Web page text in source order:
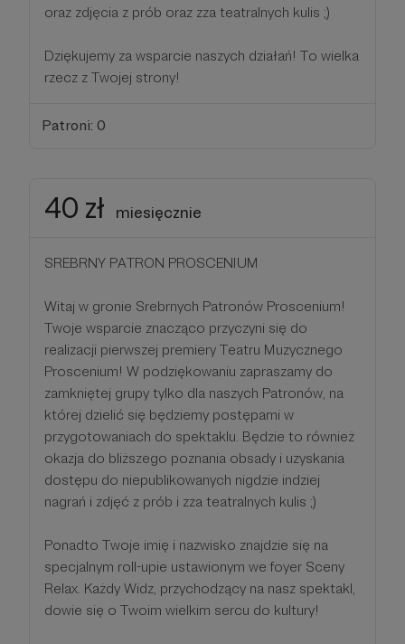
oraz zdjęcia z prób oraz zza teatralnych kulis ;)
Dziękujemy za wsparcie naszych działań! To wielka
rzecz z Twojej strony!
Patroni: 0
40 zł miesięcznie
SREBRNY PATRON PROSCENIUM
Witaj w gronie Srebrnych Patronów Proscenium!
Twoje wsparcie znacząco przyczyni się do
realizacji pierwszej premiery Teatru Muzycznego
Proscenium! W podziękowaniu zapraszamy do
zamkniętej grupy tylko dla naszych Patronów, na
której dzielić się będziemy postępami w
przygotowaniach do spektaklu. Będzie to również
okazja do bliższego poznania obsady i uzyskania
dostępu do niepublikowanych nigdzie indziej
nagrań i zdjęć z prób i zza teatralnych kulis ;)
Ponadto Twoje imię i nazwisko znajdzie się na
specjalnym roll-upie ustawionym we foyer Sceny
Relax. Każdy Widz, przychodzący na nasz spektakl,
dowie się o Twoim wielkim sercu do kultury!